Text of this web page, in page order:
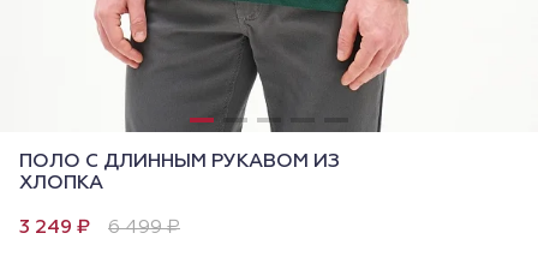
ПОЛО С ДЛИННЫМ РУКАВОМ ИЗ
ХЛОПКА
3 249 ₽ 6 499 ₽